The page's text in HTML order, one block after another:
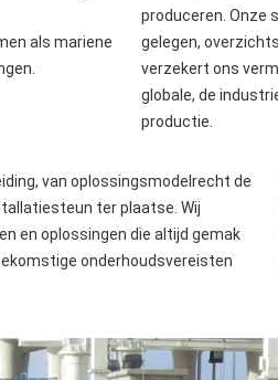
als mariene
produceren. Onze
gelegen,
verzekert ons
globale, de
productie.
van oplossingsmodelrecht de
ter plaatse. Wij
en oplossingen die altijd gemak
onderhoudsvereisten